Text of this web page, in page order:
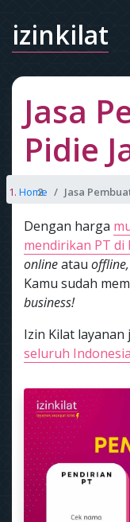
izinkilat
Jasa
Pidie
Home Jasa
Dengan harga
mendirikan PT di
onlineatau offline,
Kamu sudah
business!
Izin Kilat layanan
seluruh